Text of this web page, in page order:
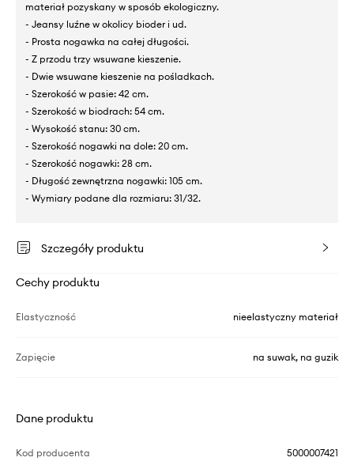
materiał pozyskany w sposób ekologiczny.
- Jeansy luźne w okolicy bioder i ud.
- Prosta nogawka na całej długości.
- Z przodu trzy wsuwane kieszenie.
- Dwie wsuwane kieszenie na pośladkach.
- Szerokość w pasie: 42 cm.
- Szerokość w biodrach: 54 cm.
- Wysokość stanu: 30 cm.
- Szerokość nogawki na dole: 20 cm.
- Szerokość nogawki: 28 cm.
- Długość zewnętrzna nogawki: 105 cm.
- Wymiary podane dla rozmiaru: 31/32.
Szczegóły produktu
Cechy produktu
Elastyczność nieelastyczny materiał
Zapięcie na suwak, na guzik
Dane produktu
Kod producenta 5000007421